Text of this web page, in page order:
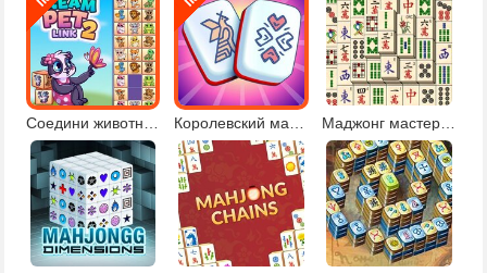
Маджонг мастера Кувана